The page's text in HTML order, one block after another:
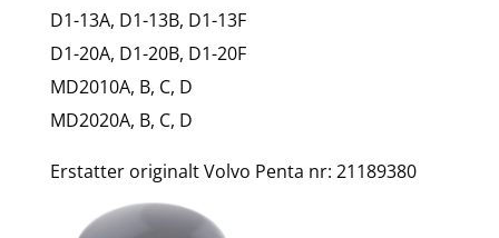
D1-13A, D1-13B, D1-13F
D1-20A, D1-20B, D1-20F
MD2010A, B, C, D
MD2020A, B, C, D
Erstatter originalt Volvo Penta nr: 21189380